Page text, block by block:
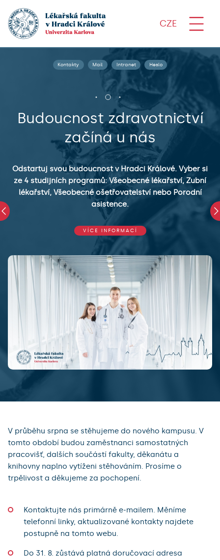
CZE
Kontakty Mail Intranet Heslo
Budoucnost zdravotnictví
začíná u nás
Odstartuj svou budoucnost v Hradci Králové. Vyber si
ze 4 studijních programů: Všeobecné lékařství, Zubní
lékařství, Všeobecné ošetřovatelství nebo Porodní
asistence.
VÍCE INFORMACÍ
V průběhu srpna se stěhujeme do nového kampusu. V
tomto období budou zaměstnanci samostatných
pracovišť, dalších součástí fakulty, děkanátu a
knihovny naplno vytíženi stěhováním. Prosíme o
trpělivost a děkujeme za pochopení.
Kontaktujte nás primárně e-mailem. Měníme
telefonní linky, aktualizované kontakty najdete
postupně na tomto webu.
Do 31. 8. zůstává platná doručovací adresa